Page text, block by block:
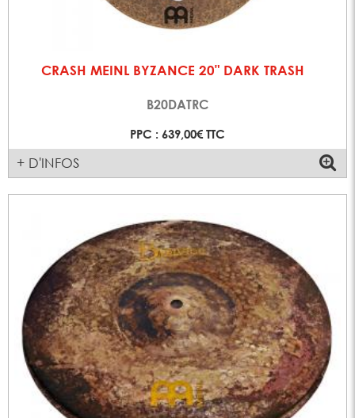
CRASH MEINL BYZANCE 20" DARK TRASH
B20DATRC
PPC : 639,00€ TTC
+ D'INFOS